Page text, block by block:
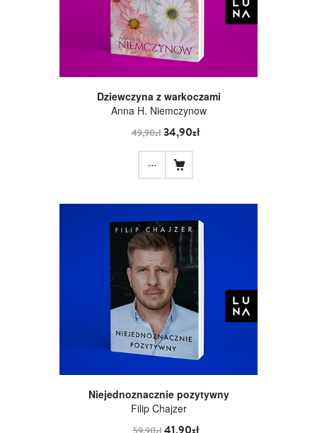
Dziewczyna z warkoczami
Anna H. Niemczynow
49,90zł34,90zł
...
Niejednoznacznie pozytywny
Filip Chajzer